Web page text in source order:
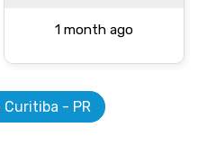
1 month ago
Curitiba - PR